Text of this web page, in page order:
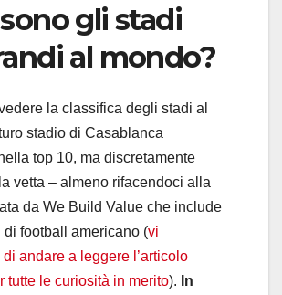
gli stadi
al mondo?
la classifica degli stadi al
stadio di Casablanca
top 10, ma discretamente
vetta – almeno rifacendoci alla
da We Build Value che include
di football americano (vi
andare a leggere l’articolo
tutte le curiosità in merito). In